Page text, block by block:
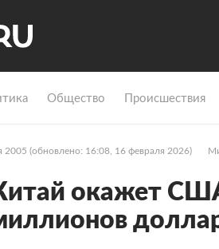
Общество Происшествия
2005 (обновлено: 16:08, 16 февраля 2026)
окажет